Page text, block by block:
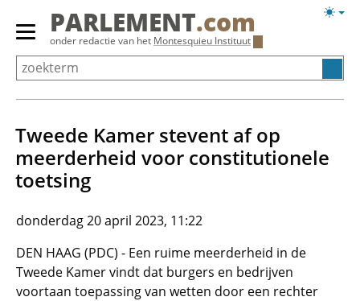
Overslaan
Primair
menu
tonen/verbergen
PARLEMENT.com
onder redactie van het Montesquieu Instituut
Tweede Kamer stevent af op
meerderheid voor constitutionele
toetsing
donderdag 20 april 2023, 11:22
DEN HAAG (PDC) - Een ruime meerderheid in de
Tweede Kamer vindt dat burgers en bedrijven
voortaan toepassing van wetten door een rechter